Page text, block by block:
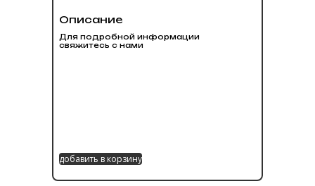
Описание
Для подробной информации
свяжитесь с нами
добавить в корзину